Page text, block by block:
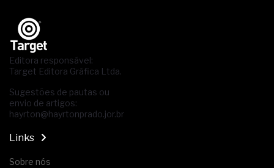
Editora responsável:
Target Editora Gráfica Ltda.
Sugestões de pautas ou
envio de artigos:
hayrton@hayrtonprado.jor.br
Links
Sobre nós